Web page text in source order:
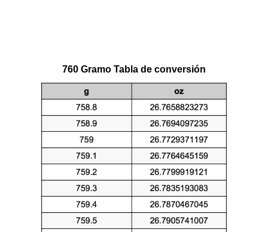
760 Gramo Tabla de conversión